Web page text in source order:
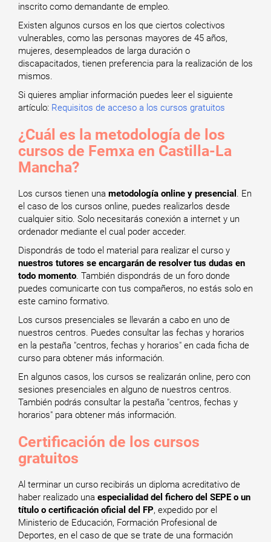
inscrito como demandante de empleo.
Existen algunos cursos en los que ciertos colectivos
vulnerables, como las personas mayores de 45 años,
mujeres, desempleados de larga duración o
discapacitados, tienen preferencia para la realización de los
mismos.
Si quieres ampliar información puedes leer el siguiente
artículo: Requisitos de acceso a los cursos gratuitos
¿Cuál es la metodología de los
cursos de Femxa en Castilla-La
Mancha?
Los cursos tienen una metodología online y presencial . En
el caso de los cursos online, puedes realizarlos desde
cualquier sitio. Solo necesitarás conexión a internet y un
ordenador mediante el cual poder acceder.
Dispondrás de todo el material para realizar el curso y
nuestros tutores se encargarán de resolver tus dudas en
todo momento. También dispondrás de un foro donde
puedes comunicarte con tus compañeros, no estás solo en
este camino formativo.
Los cursos presenciales se llevarán a cabo en uno de
nuestros centros. Puedes consultar las fechas y horarios
en la pestaña "centros, fechas y horarios" en cada ficha de
curso para obtener más información.
En algunos casos, los cursos se realizarán online, pero con
sesiones presenciales en alguno de nuestros centros.
También podrás consultar la pestaña "centros, fechas y
horarios" para obtener más información.
Certificación de los cursos
gratuitos
Al terminar un curso recibirás un diploma acreditativo de
haber realizado una especialidad del fichero del SEPE o un
título o certificación oficial del FP, expedido por el
Ministerio de Educación, Formación Profesional de
Deportes, en el caso de que se trate de una formación